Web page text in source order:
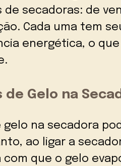
secadoras: de
Cada uma tem
energética, o
de Gelo na
gelo na secadora
ao ligar a
que o gelo